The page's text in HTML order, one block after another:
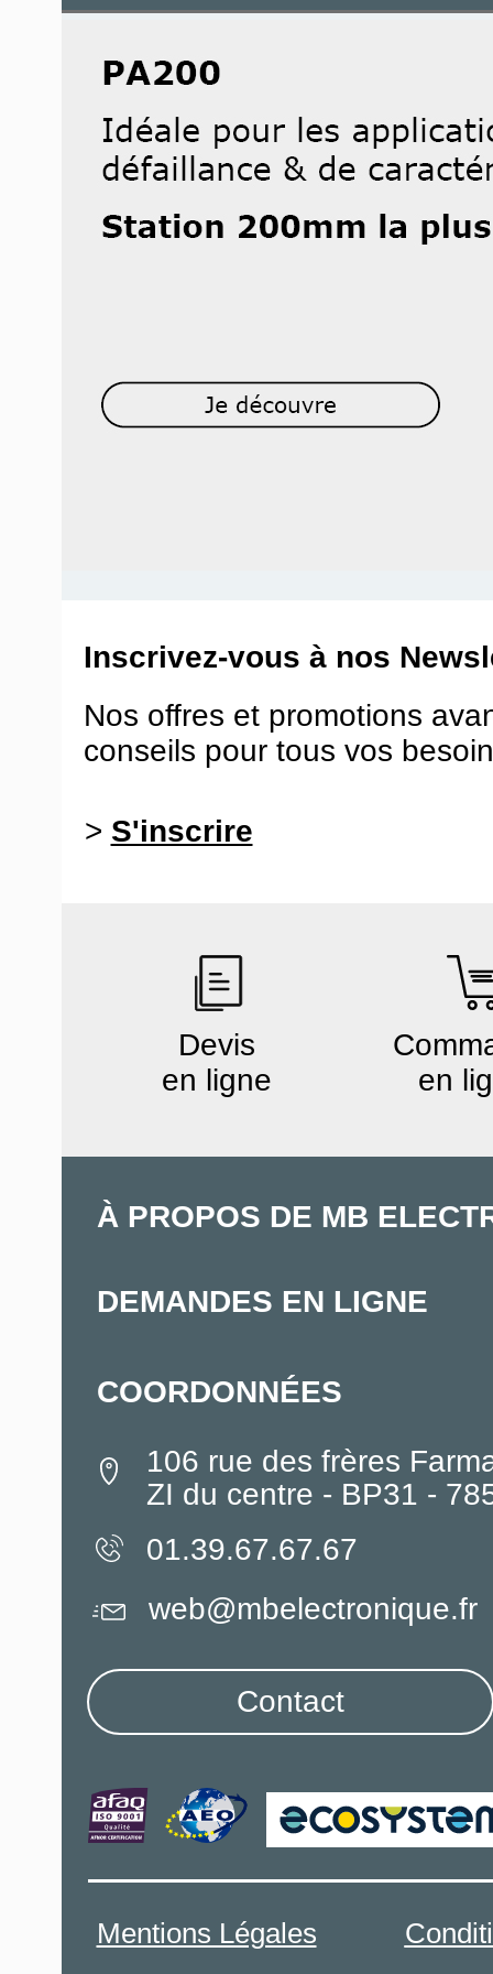
Inscrivez-vous à nos
Nos offres et promotions
conseils pour tous vos
> S'inscrire
Devis
en ligne
en
À PROPOS DE MB
DEMANDES EN LIGNE
COORDONNÉES
106 rue des frères
ZI du centre - BP31 -
01.39.67.67.67
Mentions Légales
web@mbelectronique.fr
Contact